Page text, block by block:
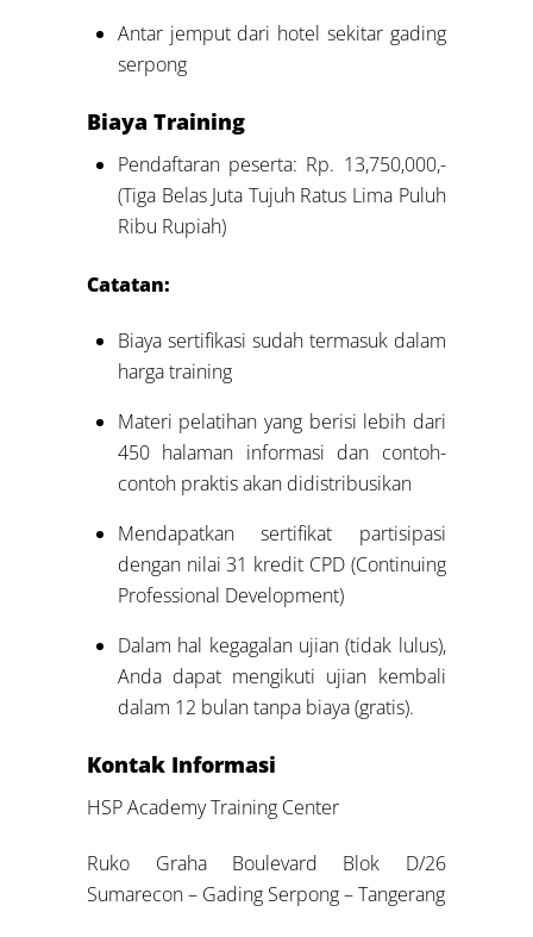
Antar jemput dari hotel sekitar gading
serpong
Biaya Training
Pendaftaran peserta: Rp. 13,750,000,-
(Tiga Belas Juta Tujuh Ratus Lima Puluh
Ribu Rupiah)
Catatan:
Biaya sertifikasi sudah termasuk dalam
harga training
Materi pelatihan yang berisi lebih dari
450 halaman informasi dan contoh-
contoh praktis akan didistribusikan
Mendapatkan sertifikat partisipasi
dengan nilai 31 kredit CPD (Continuing
Professional Development)
Dalam hal kegagalan ujian (tidak lulus),
Anda dapat mengikuti ujian kembali
dalam 12 bulan tanpa biaya (gratis).
Kontak Informasi
HSP Academy Training Center
Ruko Graha Boulevard Blok D/26
Sumarecon – Gading Serpong – Tangerang